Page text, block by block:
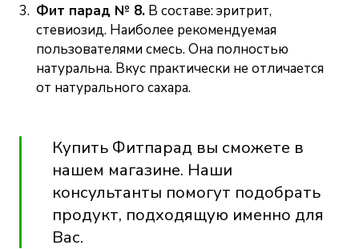
Фит парад № 8. В составе: эритрит,
стевиозид. Наиболее рекомендуемая
пользователями смесь. Она полностью
натуральна. Вкус практически не отличается
от натурального сахара.
Купить Фитпарад вы сможете в
нашем магазине. Наши
консультанты помогут подобрать
продукт, подходящую именно для
Вас.